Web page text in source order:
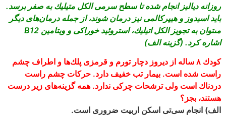
روزانه دياليز انجام شده تا سطح سرمى الكل متيليك به صفر برسد.
بايد اسيدوز و هيپركالمى نيز درمان شوند، از جمله درمان‌‏هاى ديگر
مى‏توان به تجويز الكل اتيليك، استروئيد خوراكى و ويتامين B12
اشاره كرد. (گزينه الف)
كودك ۸ ساله از ديروز دچار تورم و قرمزى پلك‏‌ها و اطراف چشم
راست شده است. بيمار تب خفيف دارد. حركات چشم راست
دردناك است ولى ترشحات چركى ندارد. همه گزينه‌‏هاى زير درست
هستند، بجز؟
الف) انجام سى‌‏تى اسكن اربيت ضرورى است.